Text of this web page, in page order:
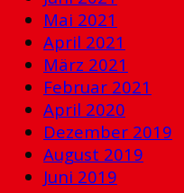
Mai 2021
April 2021
März 2021
Februar 2021
April 2020
Dezember 2019
August 2019
Juni 2019